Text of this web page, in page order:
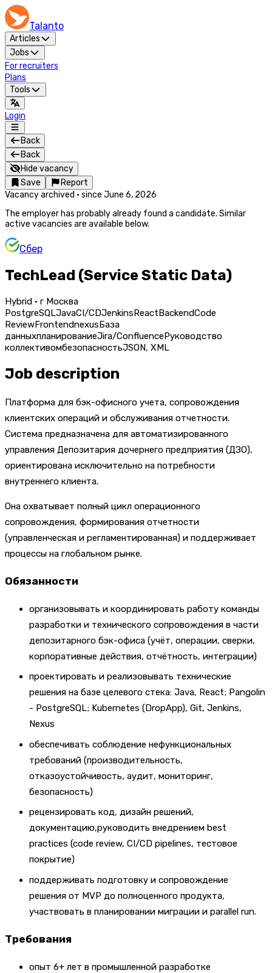
Talanto
Articles
Jobs
For recruiters
Plans
Tools
Login
Back
Back
Hide vacancy
Save
Report
Vacancy archived · since June 6, 2026
The employer has probably already found a candidate. Similar
active vacancies are available below.
Сбер
TechLead (Service Static Data)
Hybrid · г Москва
PostgreSQLJavaCI/CDJenkinsReactBackendCode
ReviewFrontendnexusБаза
данныхпланированиеJira/ConfluenceРуководство
коллективомбезопасностьJSON, XML
Job description
Платформа для бэк-офисного учета, сопровождения
клиентских операций и обслуживания отчетности.
Система предназначена для автоматизированного
управления Депозитария дочернего предприятия (ДЗО),
ориентирована исключительно на потребности
внутреннего клиента.
Она охватывает полный цикл операционного
сопровождения, формирования отчетности
(управленческая и регламентированная) и поддерживает
процессы на глобальном рынке.
Обязанности
организовывать и координировать работу команды
разработки и технического сопровождения в части
депозитарного бэк-офиса (учёт, операции, сверки,
корпоративные действия, отчётность, интеграции)
проектировать и реализовывать технические
решения на базе целевого стека: Java, React; Pangolin
- PostgreSQL; Kubernetes (DropApp), Git, Jenkins,
Nexus
обеспечивать соблюдение нефункциональных
требований (производительность,
отказоустойчивость, аудит, мониторинг,
безопасность)
рецензировать код, дизайн решений,
документацию,руководить внедрением best
practices (code review, CI/CD pipelines, тестовое
покрытие)
поддерживать подготовку и сопровождение
решения от MVP до полноценного продукта,
участвовать в планировании миграции и parallel run.
Требования
опыт 6+ лет в промышленной разработке